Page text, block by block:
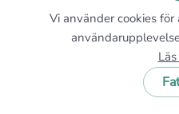
Vi använder cookies